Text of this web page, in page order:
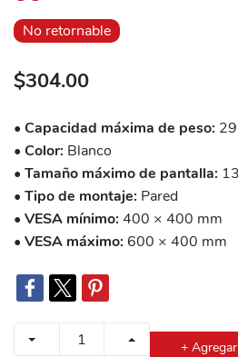
No retornable
$304.00
• Capacidad máxima de peso:
• Color: Blanco
• Tamaño máximo de pantalla:
• Tipo de montaje: Pared
• VESA mínimo: 400 × 400 mm
• VESA máximo: 600 × 400 mm
+